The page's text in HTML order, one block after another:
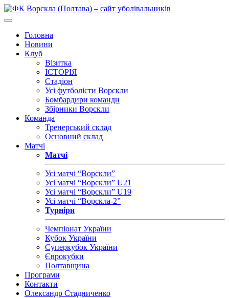
Головна
Новини
Клуб
Візитка
ІСТОРІЯ
Стадіон
Усі футболісти Ворскли
Бомбардири команди
Збірники Ворскли
Команда
Тренерський склад
Основний склад
Матчі
Матчі
Усі матчі “Ворскли”
Усі матчі “Ворскли” U21
Усі матчі “Ворскли” U19
Усі матчі “Ворскла-2”
Турніри
Чемпіонат України
Кубок України
Суперкубок України
Єврокубки
Полтавщина
Програми
Контакти
Олександр Стадниченко